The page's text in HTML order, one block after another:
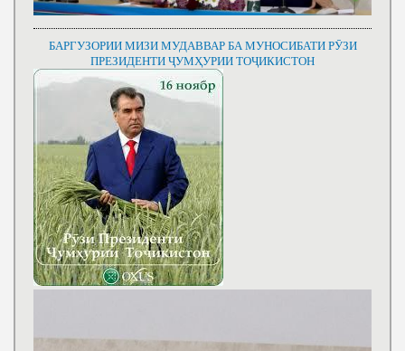
БАРГУЗОРИИ МИЗИ МУДАВВАР БА МУНОСИБАТИ РӮЗИ
ПРЕЗИДЕНТИ ҶУМҲУРИИ ТОҶИКИСТОН